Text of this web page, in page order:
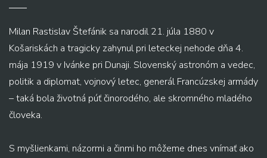
Milan Rastislav Štefánik sa narodil 21. júla 1880 v
Košariskách a tragicky zahynul pri leteckej nehode dňa 4.
mája 1919 v Ivánke pri Dunaji. Slovenský astronóm a vedec,
politik a diplomat, vojnový letec, generál Francúzskej armády
– taká bola životná púť činorodého, ale skromného mladého
človeka.
S myšlienkami, názormi a činmi ho môžeme dnes vnímať ako